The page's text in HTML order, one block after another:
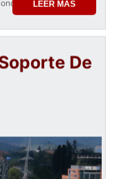
y c
LEER MÁS
De